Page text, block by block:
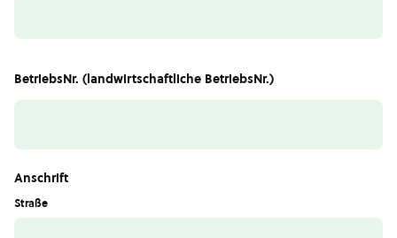
BetriebsNr. (landwirtschaftliche BetriebsNr.)
Anschrift
Straße